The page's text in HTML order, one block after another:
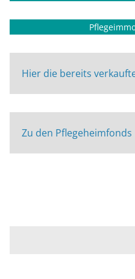
Hier die bereits
Zu den Pflegeheimfonds